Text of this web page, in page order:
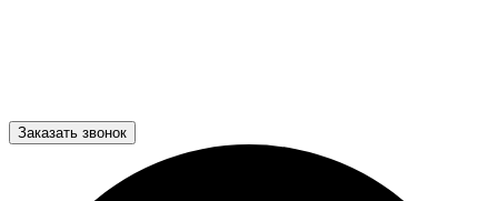
Заказать звонок